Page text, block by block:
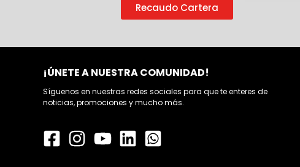
Recaudo Cartera
¡ÚNETE A NUESTRA COMUNIDAD!
Síguenos en nuestras redes sociales para que te enteres de
noticias, promociones y mucho más.